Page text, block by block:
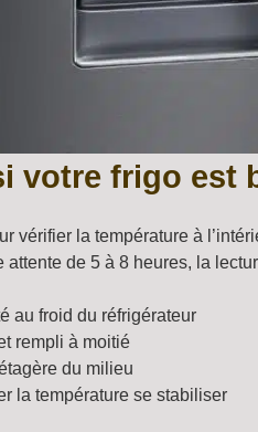
votre frigo est
vérifier la température à
attente de 5 à 8 heures, la
au froid du réfrigérateur
rempli à moitié
du milieu
la température se stabiliser